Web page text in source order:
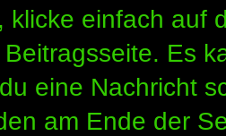
klicke einfach auf
Es
eine Nachricht
am Ende der